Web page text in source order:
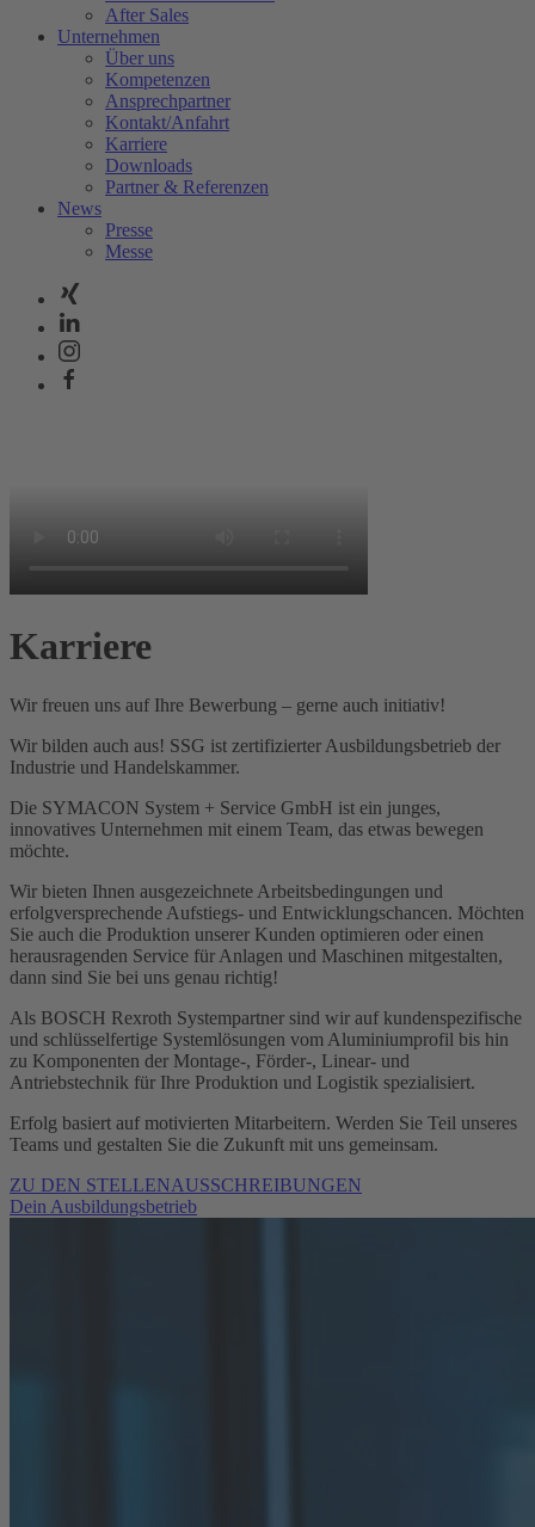
After Sales
Unternehmen
Über uns
Kompetenzen
Ansprechpartner
Kontakt/Anfahrt
Karriere
Downloads
Partner & Referenzen
News
Presse
Messe
Karriere
Wir freuen uns auf Ihre Bewerbung – gerne auch initiativ!
Wir bilden auch aus! SSG ist zertifizierter Ausbildungsbetrieb der
Industrie und Handelskammer.
Die SYMACON System + Service GmbH ist ein junges,
innovatives Unternehmen mit einem Team, das etwas bewegen
möchte.
Wir bieten Ihnen ausgezeichnete Arbeitsbedingungen und
erfolgversprechende Aufstiegs- und Entwicklungschancen. Möchten
Sie auch die Produktion unserer Kunden optimieren oder einen
herausragenden Service für Anlagen und Maschinen mitgestalten,
dann sind Sie bei uns genau richtig!
Als BOSCH Rexroth Systempartner sind wir auf kundenspezifische
und schlüsselfertige Systemlösungen vom Aluminiumprofil bis hin
zu Komponenten der Montage-, Förder-, Linear- und
Antriebstechnik für Ihre Produktion und Logistik spezialisiert.
Erfolg basiert auf motivierten Mitarbeitern. Werden Sie Teil unseres
Teams und gestalten Sie die Zukunft mit uns gemeinsam.
ZU DEN STELLENAUSSCHREIBUNGEN
Dein Ausbildungsbetrieb